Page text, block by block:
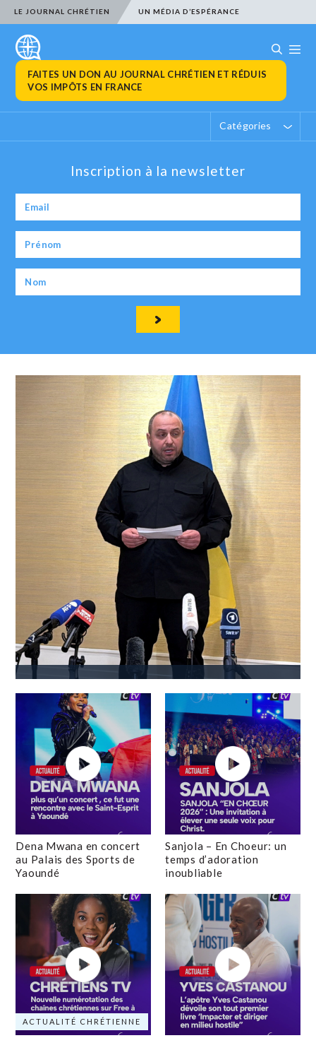
LE JOURNAL CHRÉTIEN UN MÉDIA D’ESPÉRANCE
FAITES UN DON AU JOURNAL CHRÉTIEN ET RÉDUIS
VOS IMPÔTS EN FRANCE
Catégories
Inscription à la newsletter
Dena Mwana en concert
au Palais des Sports de
Yaoundé
Sanjola – En Choeur: un
temps d’adoration
inoubliable
ACTUALITÉ CHRÉTIENNE